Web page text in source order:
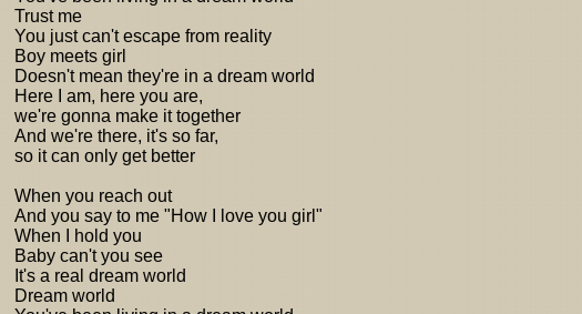
Trust me
You just can't escape from reality
Boy meets girl
Doesn't mean they're in a dream world
Here I am, here you are,
we're gonna make it together
And we're there, it's so far,
so it can only get better
When you reach out
And you say to me "How I love you girl"
When I hold you
Baby can't you see
It's a real dream world
Dream world